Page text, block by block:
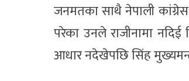
जनमतका साथै नेपाली
परेका उनले राजीनामा
आधार नदेखेपछि सिंह